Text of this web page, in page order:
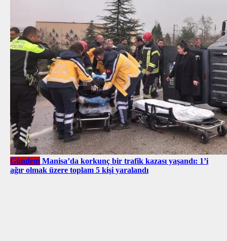
Gündem Manisa’da korkunç bir trafik kazası yaşandı: 1’i
ağır olmak üzere toplam 5 kişi yaralandı